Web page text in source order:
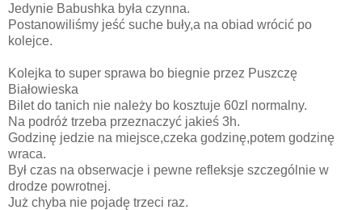
Jedynie Babushka była czynna.
Postanowiliśmy jeść suche buły,a na obiad wrócić po
kolejce.
Kolejka to super sprawa bo biegnie przez Puszczę
Białowieska
Bilet do tanich nie należy bo kosztuje 60zl normalny.
Na podróż trzeba przeznaczyć jakieś 3h.
Godzinę jedzie na miejsce,czeka godzinę,potem godzinę
wraca.
Był czas na obserwacje i pewne refleksje szczególnie w
drodze powrotnej.
Już chyba nie pojadę trzeci raz.